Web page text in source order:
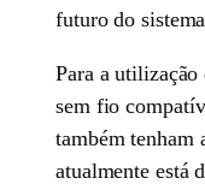
futuro do
Para a utilização
sem fio
também tenham
atualmente está